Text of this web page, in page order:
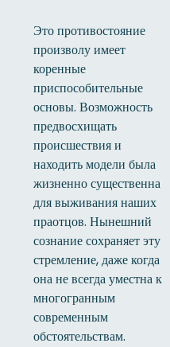
Это противостояние
произволу имеет
коренные
приспособительные
основы. Возможность
предвосхищать
происшествия и
находить модели была
жизненно существенна
для выживания наших
праотцов. Нынешний
сознание сохраняет эту
стремление, даже когда
она не всегда уместна к
многогранным
современным
обстоятельствам.